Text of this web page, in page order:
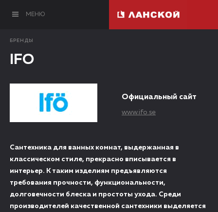
МЕНЮ
БРЕНДЫ
IFO
Официальный сайт
www.ifo.se
Сантехника для ванных комнат, выдержанная в
классическом стиле, прекрасно вписывается в
интерьер. К таким изделиям предъявляются
требования прочности, функциональности,
долговечности блеска и простоты ухода. Среди
производителей качественной сантехники выделяется